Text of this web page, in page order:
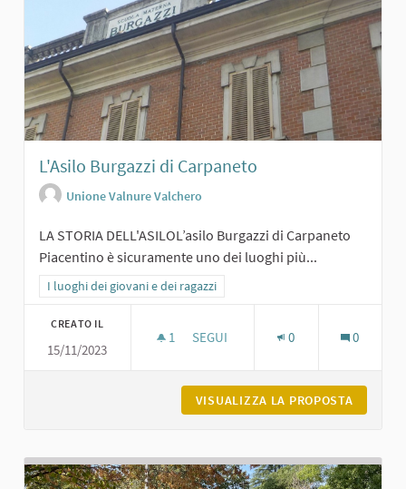
L'Asilo Burgazzi di Carpaneto
Unione Valnure Valchero
LA STORIA DELL'ASILOL’asilo Burgazzi di Carpaneto
Piacentino è sicuramente uno dei luoghi più...
Filtra i risultati per categoria: I luoghi dei giovani e dei ragazzi
I luoghi dei giovani e dei ragazzi
CREATO IL
15/11/2023
1 1 SOSTENITORI
SEGUI 0 0
VISUALIZZA LA PROPOSTA